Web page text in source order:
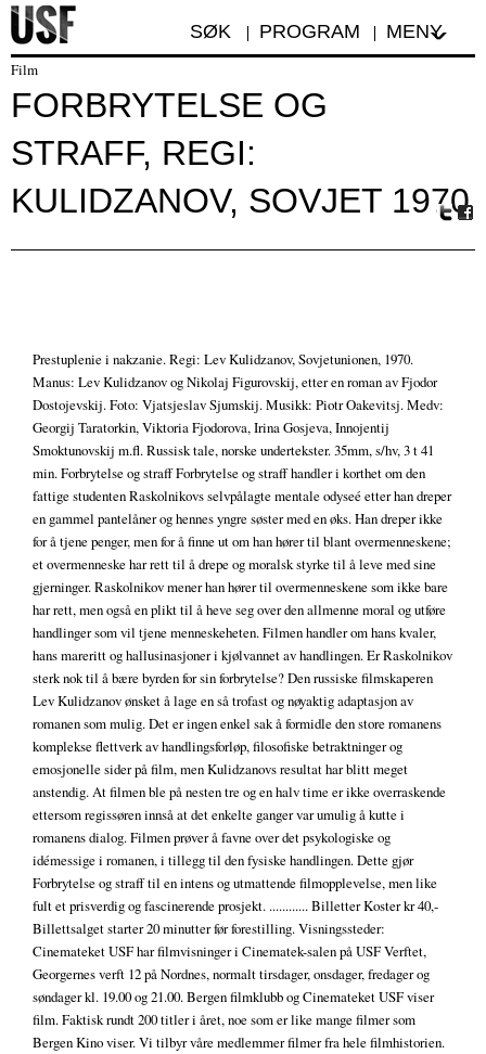
SØK PROGRAM MENY
Film
FORBRYTELSE OG
STRAFF, REGI:
KULIDZANOV, SOVJET 1970
Prestuplenie i nakzanie. Regi: Lev Kulidzanov, Sovjetunionen, 1970.
Manus: Lev Kulidzanov og Nikolaj Figurovskij, etter en roman av Fjodor
Dostojevskij. Foto: Vjatsjeslav Sjumskij. Musikk: Piotr Oakevitsj. Medv:
Georgij Taratorkin, Viktoria Fjodorova, Irina Gosjeva, Innojentij
Smoktunovskij m.fl. Russisk tale, norske undertekster. 35mm, s/hv, 3 t 41
min. Forbrytelse og straff Forbrytelse og straff handler i korthet om den
fattige studenten Raskolnikovs selvpålagte mentale odyseé etter han dreper
en gammel pantelåner og hennes yngre søster med en øks. Han dreper ikke
for å tjene penger, men for å finne ut om han hører til blant overmenneskene;
et overmenneske har rett til å drepe og moralsk styrke til å leve med sine
gjerninger. Raskolnikov mener han hører til overmenneskene som ikke bare
har rett, men også en plikt til å heve seg over den allmenne moral og utføre
handlinger som vil tjene menneskeheten. Filmen handler om hans kvaler,
hans mareritt og hallusinasjoner i kjølvannet av handlingen. Er Raskolnikov
sterk nok til å bære byrden for sin forbrytelse? Den russiske filmskaperen
Lev Kulidzanov ønsket å lage en så trofast og nøyaktig adaptasjon av
romanen som mulig. Det er ingen enkel sak å formidle den store romanens
komplekse flettverk av handlingsforløp, filosofiske betraktninger og
emosjonelle sider på film, men Kulidzanovs resultat har blitt meget
anstendig. At filmen ble på nesten tre og en halv time er ikke overraskende
ettersom regissøren innså at det enkelte ganger var umulig å kutte i
romanens dialog. Filmen prøver å favne over det psykologiske og
idémessige i romanen, i tillegg til den fysiske handlingen. Dette gjør
Forbrytelse og straff til en intens og utmattende filmopplevelse, men like
fult et prisverdig og fascinerende prosjekt. ............ Billetter Koster kr 40,-
Billettsalget starter 20 minutter før forestilling. Visningssteder:
Cinemateket USF har filmvisninger i Cinematek-salen på USF Verftet,
Georgernes verft 12 på Nordnes, normalt tirsdager, onsdager, fredager og
søndager kl. 19.00 og 21.00. Bergen filmklubb og Cinemateket USF viser
film. Faktisk rundt 200 titler i året, noe som er like mange filmer som
Bergen Kino viser. Vi tilbyr våre medlemmer filmer fra hele filmhistorien.